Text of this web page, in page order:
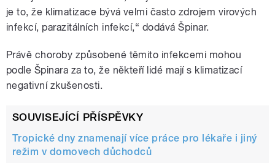
je to, že klimatizace bývá velmi často zdrojem virových
infekcí, parazitálních infekcí,“ dodává Špinar.
Právě choroby způsobené těmito infekcemi mohou
podle Špinara za to, že někteří lidé mají s klimatizací
negativní zkušenosti.
SOUVISEJÍCÍ PŘÍSPĚVKY
Tropické dny znamenají více práce pro lékaře i jiný
režim v domovech důchodců